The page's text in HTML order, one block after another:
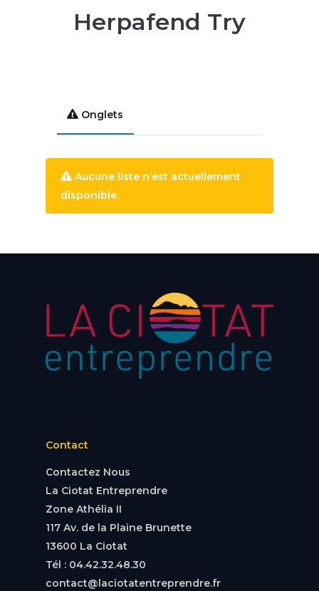
Herpafend Try
Onglets
Aucune liste n’est actuellement
disponible.
Contact
Contactez Nous
La Ciotat Entreprendre
Zone Athélia II
117 Av. de la Plaine Brunette
13600 La Ciotat
Tél : 04.42.32.48.30
contact@laciotatentreprendre.fr